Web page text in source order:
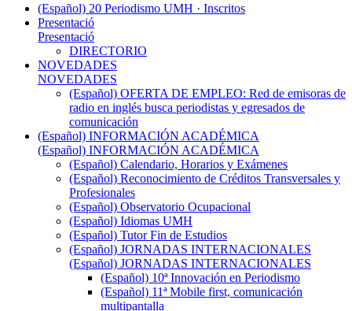
(Español) 20 Periodismo UMH · Inscritos
Presentació
Presentació
DIRECTORIO
NOVEDADES
NOVEDADES
(Español) OFERTA DE EMPLEO: Red de emisoras de
radio en inglés busca periodistas y egresados de
comunicación
(Español) INFORMACIÓN ACADÉMICA
(Español) INFORMACIÓN ACADÉMICA
(Español) Calendario, Horarios y Exámenes
(Español) Reconocimiento de Créditos Transversales y
Profesionales
(Español) Observatorio Ocupacional
(Español) Idiomas UMH
(Español) Tutor Fin de Estudios
(Español) JORNADAS INTERNACIONALES
(Español) JORNADAS INTERNACIONALES
(Español) 10ª Innovación en Periodismo
(Español) 11ª Mobile first, comunicación
multipantalla